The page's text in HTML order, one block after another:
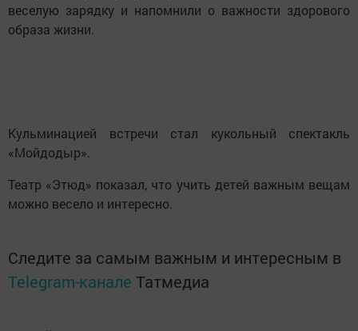
веселую зарядку и напомнили о важности здорового
образа жизни.
Кульминацией встречи стал кукольный спектакль
«Мойдодыр».
Театр «Этюд» показал, что учить детей важным вещам
можно весело и интересно.
Следите за самым важным и интересным в
Telegram-канале Татмедиа